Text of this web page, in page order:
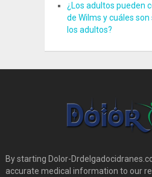
¿Los adultos pueden
de Wilms y cuáles
los adultos?
By starting Dolor-
accurate medical information to our